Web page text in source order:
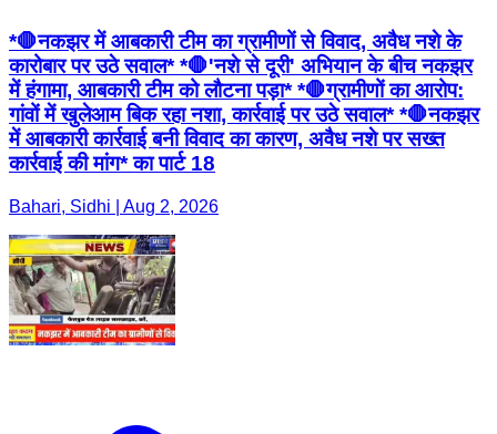
*🛑नकझर में आबकारी टीम का ग्रामीणों से विवाद, अवैध नशे के
कारोबार पर उठे सवाल* *🛑'नशे से दूरी' अभियान के बीच नकझर
में हंगामा, आबकारी टीम को लौटना पड़ा* *🛑ग्रामीणों का आरोप:
गांवों में खुलेआम बिक रहा नशा, कार्रवाई पर उठे सवाल* *🛑नकझर
में आबकारी कार्रवाई बनी विवाद का कारण, अवैध नशे पर सख्त
कार्रवाई की मांग* का पार्ट 18
Bahari, Sidhi | Aug 2, 2026